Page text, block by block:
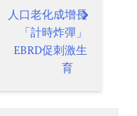
人口老化成增長
「計時炸彈」
EBRD促刺激生
育